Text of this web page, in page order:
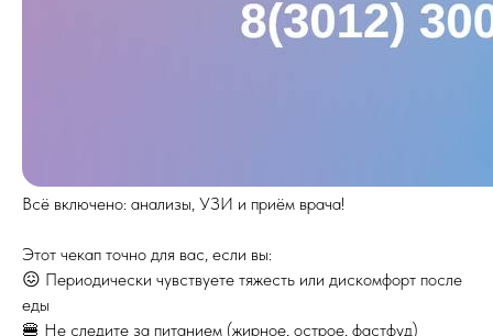
Всё включено: анализы, УЗИ и приём врача!
Этот чекап точно для вас, если вы:
😖 Периодически чувствуете тяжесть или дискомфорт после
еды
🍔 Не следите за питанием (жирное, острое, фастфуд)